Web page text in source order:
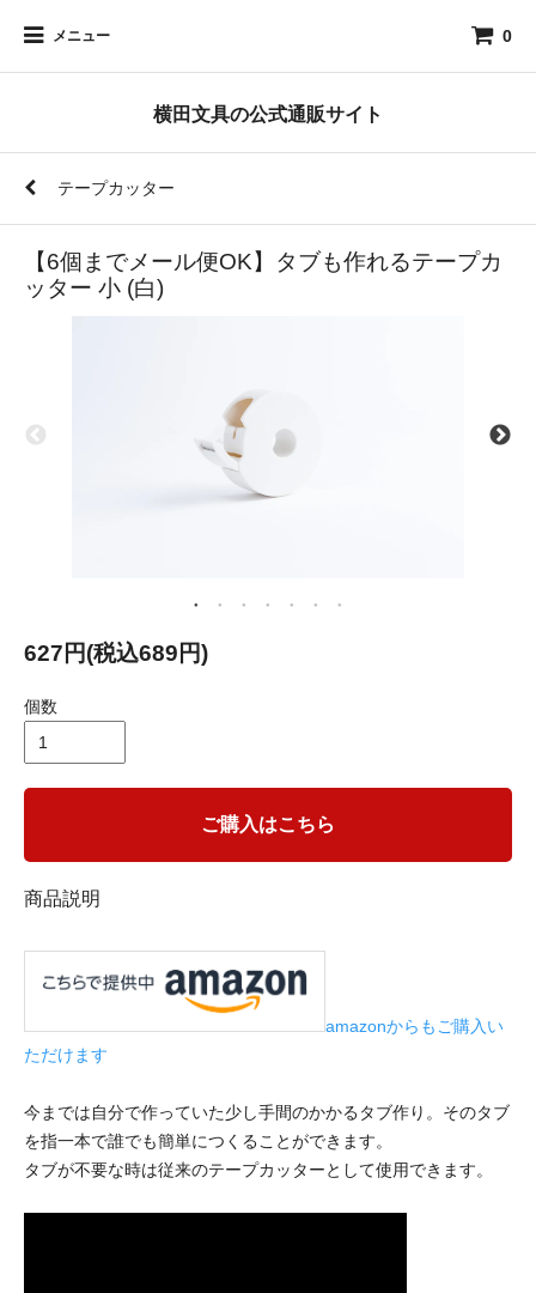
メニュー 0
横田文具の公式通販サイト
テープカッター
【6個までメール便OK】タブも作れるテープカ
ッター 小 (白)
627円(税込689円)
個数
ご購入はこちら
商品説明
amazonからもご購入い
ただけます
今までは自分で作っていた少し手間のかかるタブ作り。そのタブ
を指一本で誰でも簡単につくることができます。
タブが不要な時は従来のテープカッターとして使用できます。